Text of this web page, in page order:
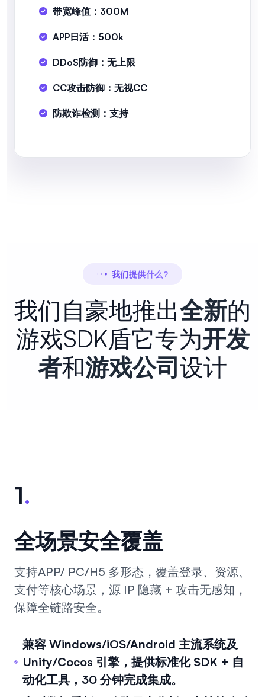
带宽峰值：300M
APP日活：500k
DDoS防御：无上限
CC攻击防御：无视CC
防欺诈检测：支持
我们提供什么?
我们自豪地推出全新的
游戏SDK盾它专为开发
者和游戏公司设计
1.
全场景安全覆盖
支持APP/ PC/H5 多形态，覆盖登录、资源、
支付等核心场景，源 IP 隐藏 + 攻击无感知，
保障全链路安全。
兼容 Windows/iOS/Android 主流系统及
Unity/Cocos 引擎，提供标准化 SDK + 自
动化工具，30 分钟完成集成。